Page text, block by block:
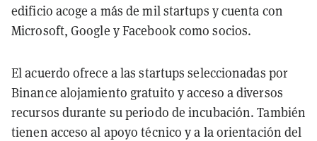
edificio acoge a más de mil startups y cuenta con
Microsoft, Google y Facebook como socios.
El acuerdo ofrece a las startups seleccionadas por
Binance alojamiento gratuito y acceso a diversos
recursos durante su periodo de incubación. También
tienen acceso al apoyo técnico y a la orientación del